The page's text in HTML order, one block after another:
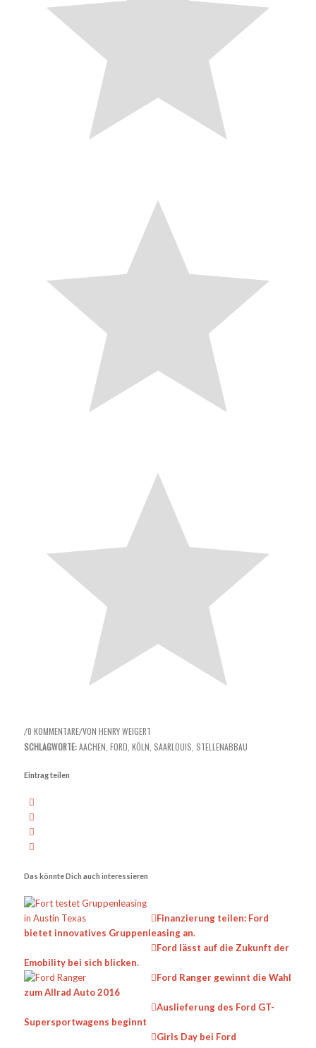
/0 KOMMENTARE/VON HENRY WEIGERT
SCHLAGWORTE: AACHEN FORD KÖLN SAARLOUIS STELLENABBAU
Eintrag teilen
Das könnte Dich auch interessieren
Finanzierung teilen: Ford
bietet innovatives Gruppenleasing an.
Ford lässt auf die Zukunft der
Emobility bei sich blicken.
Ford Ranger gewinnt die Wahl
zum Allrad Auto 2016
Auslieferung des Ford GT-
Supersportwagens beginnt
Girls Day bei Ford